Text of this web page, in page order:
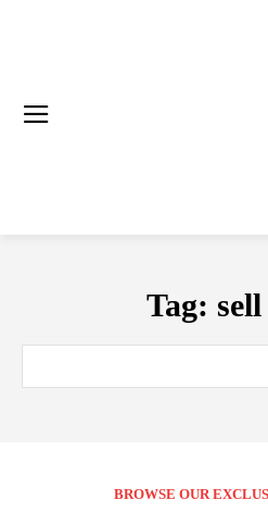
Tag:
BROWSE OUR